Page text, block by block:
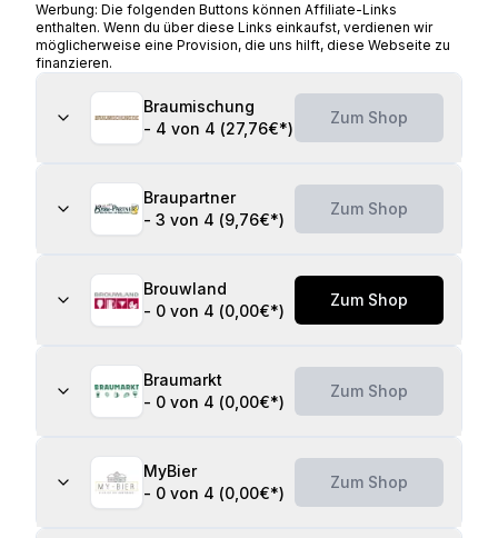
Werbung: Die folgenden Buttons können Affiliate-Links
enthalten. Wenn du über diese Links einkaufst, verdienen wir
möglicherweise eine Provision, die uns hilft, diese Webseite zu
finanzieren.
Braumischung
- 4 von 4 (27,76€*)
Zum Shop
Braupartner
- 3 von 4 (9,76€*)
Zum Shop
Brouwland
- 0 von 4 (0,00€*)
Zum Shop
Braumarkt
- 0 von 4 (0,00€*)
Zum Shop
MyBier
- 0 von 4 (0,00€*)
Zum Shop